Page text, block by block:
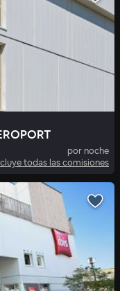
por noche
todas las comisiones